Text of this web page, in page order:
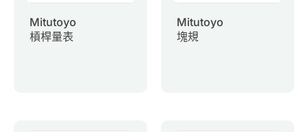
Mitutoyo
槓桿量表
Mitutoyo
塊規